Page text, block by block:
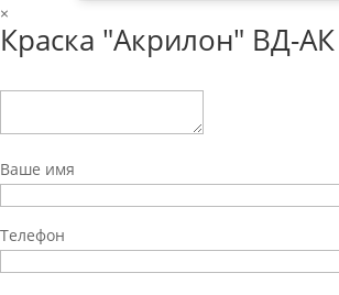
×
Краска "Акрилон" ВД-
Ваше имя
Телефон